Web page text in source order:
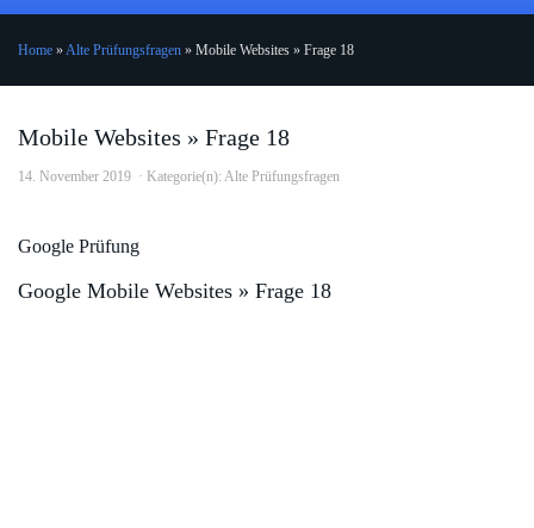
Home »Alte Prüfungsfragen » Mobile Websites » Frage 18
Mobile Websites » Frage 18
14. November 2019 Kategorie(n): Alte Prüfungsfragen
Google Prüfung
Google Mobile Websites » Frage 18